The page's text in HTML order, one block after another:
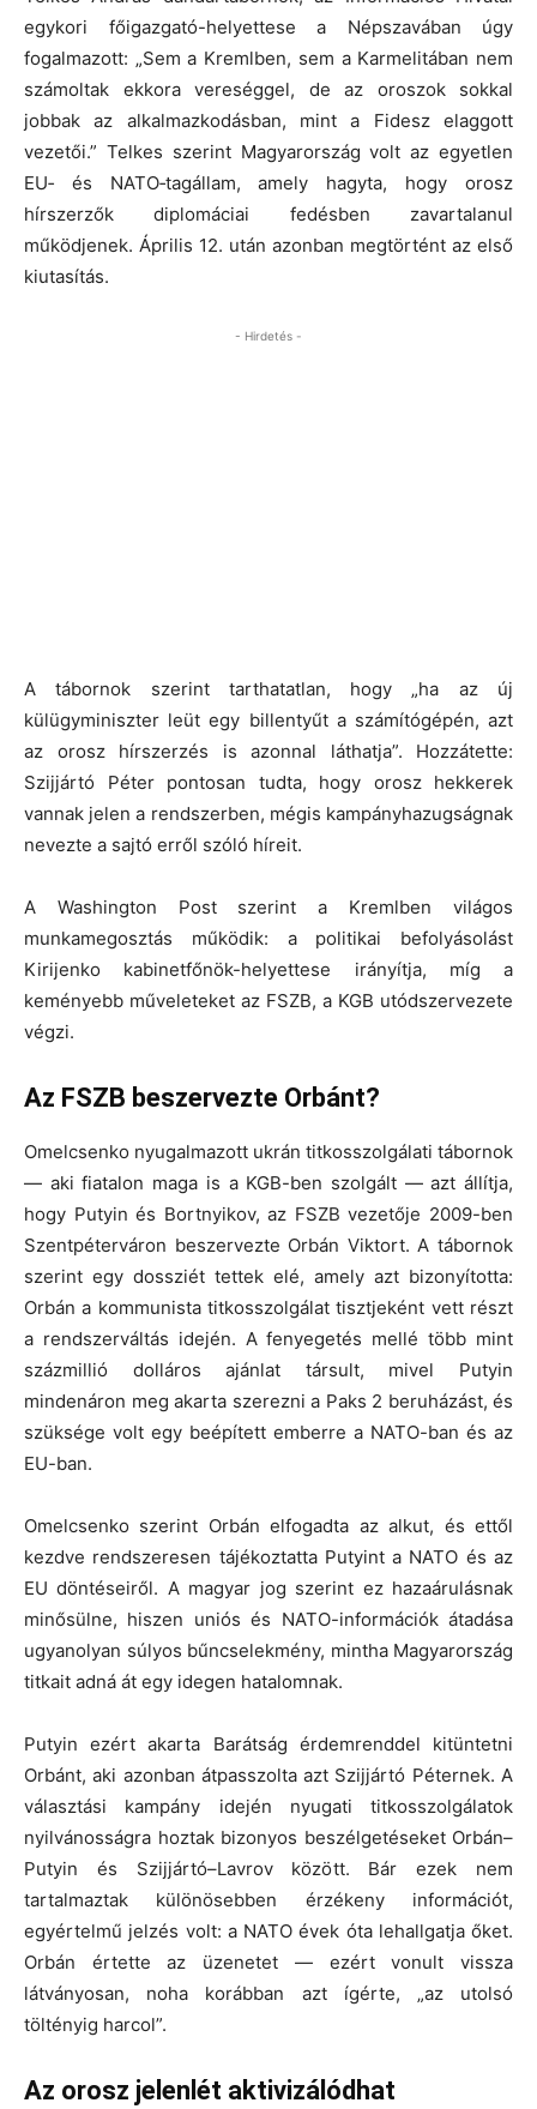
egykori főigazgató-helyettese a Népszavában úgy
fogalmazott: „Sem a Kremlben, sem a Karmelitában nem
számoltak ekkora vereséggel, de az oroszok sokkal
jobbak az alkalmazkodásban, mint a Fidesz elaggott
vezetői.” Telkes szerint Magyarország volt az egyetlen
EU‑ és NATO‑tagállam, amely hagyta, hogy orosz
hírszerzők diplomáciai fedésben zavartalanul
működjenek. Április 12. után azonban megtörtént az első
kiutasítás.
- Hirdetés -
A tábornok szerint tarthatatlan, hogy „ha az új
külügyminiszter leüt egy billentyűt a számítógépén, azt
az orosz hírszerzés is azonnal láthatja”. Hozzátette:
Szijjártó Péter pontosan tudta, hogy orosz hekkerek
vannak jelen a rendszerben, mégis kampányhazugságnak
nevezte a sajtó erről szóló híreit.
A Washington Post szerint a Kremlben világos
munkamegosztás működik: a politikai befolyásolást
Kirijenko kabinetfőnök-helyettese irányítja, míg a
keményebb műveleteket az FSZB, a KGB utódszervezete
végzi.
Az FSZB beszervezte Orbánt?
Omelcsenko nyugalmazott ukrán titkosszolgálati tábornok
— aki fiatalon maga is a KGB-ben szolgált — azt állítja,
hogy Putyin és Bortnyikov, az FSZB vezetője 2009-ben
Szentpéterváron beszervezte Orbán Viktort. A tábornok
szerint egy dossziét tettek elé, amely azt bizonyította:
Orbán a kommunista titkosszolgálat tisztjeként vett részt
a rendszerváltás idején. A fenyegetés mellé több mint
százmillió dolláros ajánlat társult, mivel Putyin
mindenáron meg akarta szerezni a Paks 2 beruházást, és
szüksége volt egy beépített emberre a NATO-ban és az
EU-ban.
Omelcsenko szerint Orbán elfogadta az alkut, és ettől
kezdve rendszeresen tájékoztatta Putyint a NATO és az
EU döntéseiről. A magyar jog szerint ez hazaárulásnak
minősülne, hiszen uniós és NATO-információk átadása
ugyanolyan súlyos bűncselekmény, mintha Magyarország
titkait adná át egy idegen hatalomnak.
Putyin ezért akarta Barátság érdemrenddel kitüntetni
Orbánt, aki azonban átpasszolta azt Szijjártó Péternek. A
választási kampány idején nyugati titkosszolgálatok
nyilvánosságra hoztak bizonyos beszélgetéseket Orbán–
Putyin és Szijjártó–Lavrov között. Bár ezek nem
tartalmaztak különösebben érzékeny információt,
egyértelmű jelzés volt: a NATO évek óta lehallgatja őket.
Orbán értette az üzenetet — ezért vonult vissza
látványosan, noha korábban azt ígérte, „az utolsó
töltényig harcol”.
Az orosz jelenlét aktivizálódhat